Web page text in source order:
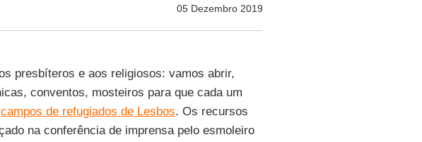
05 Dezembro 2019
presbíteros e aos religiosos: vamos abrir,
conventos, mosteiros para que cada um
campos de refugiados de Lesbos. Os recursos
na conferência de imprensa pelo esmoleiro